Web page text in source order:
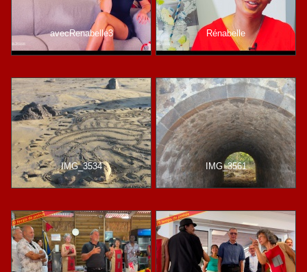
avecRenabelle3 Rénabelle
IMG_3534 IMG_3561